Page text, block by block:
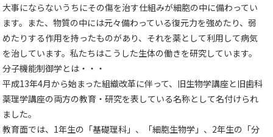
大事にならないうちにその傷を治す仕組みが細胞の中に備わってい
ます。また、物質の中には元々備わっている復元力を強めたり、弱
めたりする作用を持ったものがあり、それを薬として利用して病気
を治しています。私たちはこうした生体の働きを研究しています。
分子機能制御学とは・・・
平成13年4月から始まった組織改革に伴って、旧生物学講座と旧歯科
薬理学講座の両方の教育・研究を表している名称として名付けられ
ました。
教育面では、1年生の「基礎理科」、「細胞生物学」、2年生の「分